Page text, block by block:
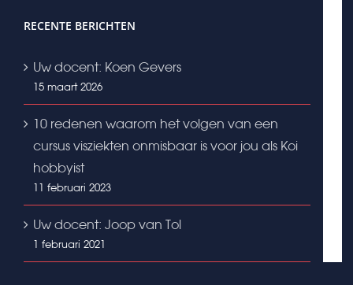
RECENTE BERICHTEN
Uw docent: Koen Gevers
15 maart 2026
10 redenen waarom het volgen van een
cursus visziekten onmisbaar is voor jou als Koi
hobbyist
11 februari 2023
Uw docent: Joop van Tol
1 februari 2021